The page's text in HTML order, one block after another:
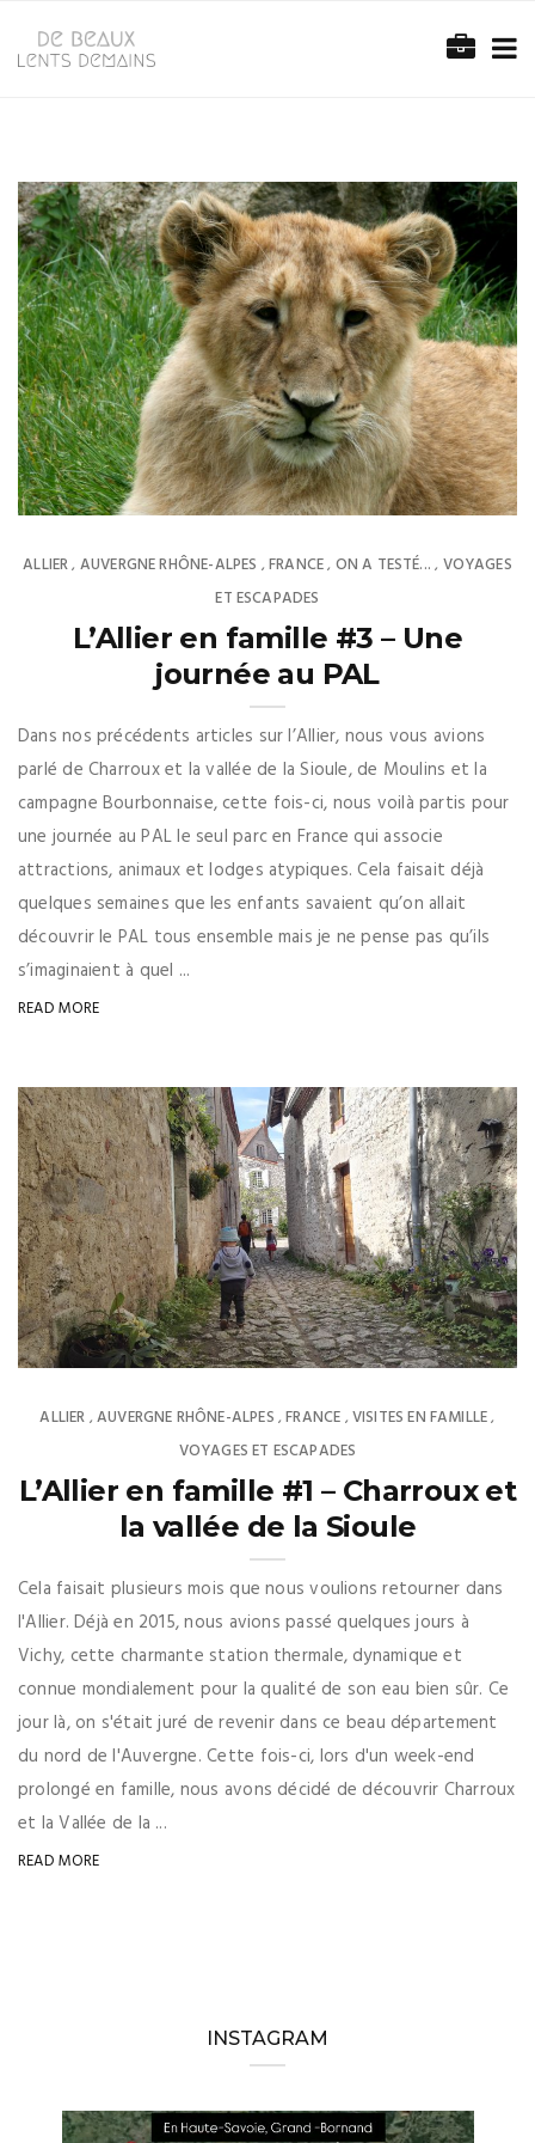
ALLIER, AUVERGNE RHÔNE-ALPES ,FRANCE, ON A TESTÉ... , VOYAGES
ET ESCAPADES
L’Allier en famille #3 – Une
journée au PAL
Dans nos précédents articles sur l’Allier, nous vous avions
parlé de Charroux et la vallée de la Sioule, de Moulins et la
campagne Bourbonnaise, cette fois-ci, nous voilà partis pour
une journée au PAL le seul parc en France qui associe
attractions, animaux et lodges atypiques. Cela faisait déjà
quelques semaines que les enfants savaient qu’on allait
découvrir le PAL tous ensemble mais je ne pense pas qu’ils
s’imaginaient à quel ...
READ MORE
ALLIER ,AUVERGNE RHÔNE-ALPES ,FRANCE ,VISITES EN FAMILLE,
VOYAGES ET ESCAPADES
L’Allier en famille #1 – Charroux et
la vallée de la Sioule
Cela faisait plusieurs mois que nous voulions retourner dans
l'Allier. Déjà en 2015, nous avions passé quelques jours à
Vichy, cette charmante station thermale, dynamique et
connue mondialement pour la qualité de son eau bien sûr. Ce
jour là, on s'était juré de revenir dans ce beau département
du nord de l'Auvergne. Cette fois-ci, lors d'un week-end
prolongé en famille, nous avons décidé de découvrir Charroux
et la Vallée de la ...
READ MORE
INSTAGRAM